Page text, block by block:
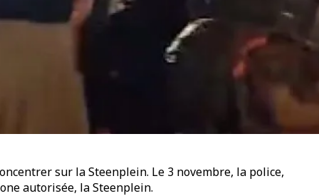
sur la Steenplein. Le 3 novembre, la police,
autorisée, la Steenplein.